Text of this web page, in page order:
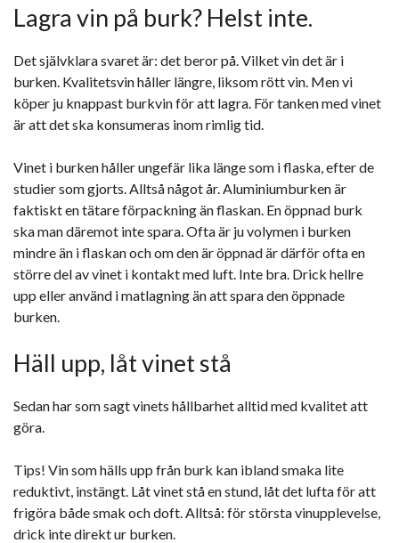
Lagra vin på burk? Helst inte.
Det självklara svaret är: det beror på. Vilket vin det är i
burken. Kvalitetsvin håller längre, liksom rött vin. Men vi
köper ju knappast burkvin för att lagra. För tanken med vinet
är att det ska konsumeras inom rimlig tid.
Vinet i burken håller ungefär lika länge som i flaska, efter de
studier som gjorts. Alltså något år. Aluminiumburken är
faktiskt en tätare förpackning än flaskan. En öppnad burk
ska man däremot inte spara. Ofta är ju volymen i burken
mindre än i flaskan och om den är öppnad är därför ofta en
större del av vinet i kontakt med luft. Inte bra. Drick hellre
upp eller använd i matlagning än att spara den öppnade
burken.
Häll upp, låt vinet stå
Sedan har som sagt vinets hållbarhet alltid med kvalitet att
göra.
Tips! Vin som hälls upp från burk kan ibland smaka lite
reduktivt, instängt. Låt vinet stå en stund, låt det lufta för att
frigöra både smak och doft. Alltså: för största vinupplevelse,
drick inte direkt ur burken.